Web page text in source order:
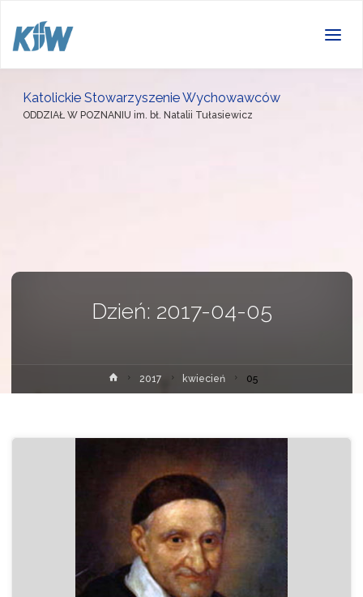
Katolickie Stowarzyszenie Wychowawców
ODDZIAŁ W POZNANIU im. bł. Natalii Tułasiewicz
Dzień: 2017-04-05
Strona
główna
2017 kwiecień 05